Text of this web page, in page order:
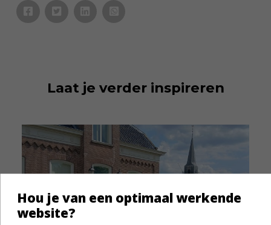
Laat je verder inspireren
Impactverhaal
Hou je van een optimaal werkende
website?